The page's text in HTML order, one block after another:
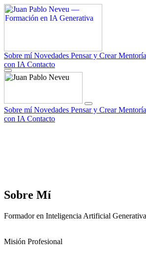
Sobre míNovedades Pensar y Crear
con IA Contacto
Sobre míNovedades Pensar y Crear
con IA Contacto
Sobre Mí
Formador en Inteligencia Artificial
Misión Profesional